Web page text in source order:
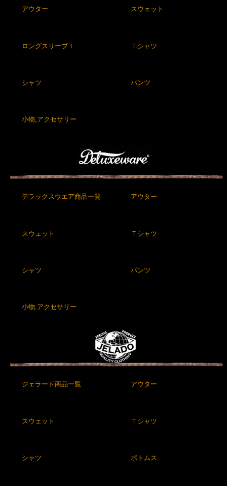
アウター スウェット
ロングスリーブＴ Ｔシャツ
シャツ パンツ
小物,アクセサリー
デラックスウエア商品一覧 アウター
スウェット Ｔシャツ
シャツ パンツ
小物,アクセサリー
ジェラード商品一覧 アウター
スウェット Ｔシャツ
シャツ ボトムス